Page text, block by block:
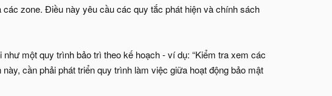
zone. Điều này yêu cầu các quy tắc phát hiện và chính sách
một quy trình bảo trì theo kế hoạch - ví dụ: “Kiểm tra xem các
cần phải phát triển quy trình làm việc giữa hoạt động bảo mật